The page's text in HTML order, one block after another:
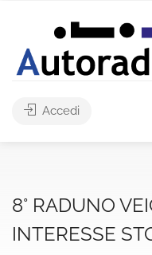
Accedi
8° RADUNO
INTERESSE